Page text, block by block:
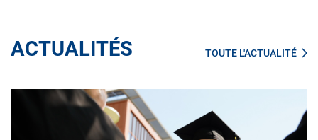
ACTUALITÉS TOUTE L'ACTUALITÉ